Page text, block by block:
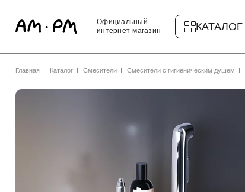
Официальный
интернет-магазин
КАТАЛОГ
Главная Каталог Смесители Смесители с гигиеническим душем